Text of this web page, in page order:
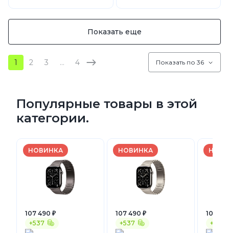
Показать еще
1 2 3 … 4 Показать по 36
Популярные товары в этой
категории.
НОВИНКА
+537
107 490 ₽
НОВИНКА
+537
107 490 ₽
+530
105